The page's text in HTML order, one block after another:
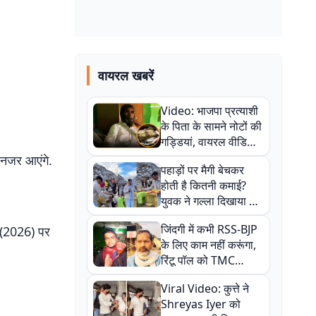
नजर आएंगे.
(2026) पर
वायरल खबरें
Video: भाजपा प्रत्याशी
के पिता के सामने नोटों की
गड्डियां, वायरल वीडियो
से राजनीति में उबाल,
अजित महतो बोले- TMC
की गंदी चाल
पहाड़ों पर मैगी बेचकर
होती है कितनी कमाई?
युवक ने गल्ला दिखाया तो
नौकरी वालों के खड़े हो गए
कान
जिंदगी में कभी RSS-BJP
के लिए काम नहीं करूंगा,
रिंटू पॉल को TMC
ऑफिस में ले जाकर पीटा,
Video वायरल
Viral Video: कुत्ते ने
Shreyas Iyer को